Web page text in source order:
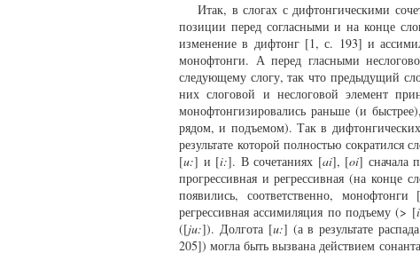
Итак, в слогах с дифтонгическими
позиции перед согласными и на конце
изменение в дифтонг [1, с. 193] и
монофтонги. А перед гласными
следующему слогу, так что предыдущий
них слоговой и неслоговой элемент
монофтонгизировались раньше (и
рядом, и подъемом). Так в
результате которой полностью
[u:] и [i:]. В сочетаниях [ai], [oi] сначала
прогрессивная и регрессивная (на конце
появились, соответственно, монофтонги
регрессивная ассимиляция по подъему (> [
([ju:]). Долгота [u:] (а в результате
205]) могла быть вызвана действием